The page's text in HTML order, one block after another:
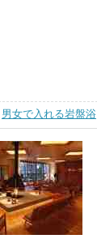
男女で入れる岩盤浴